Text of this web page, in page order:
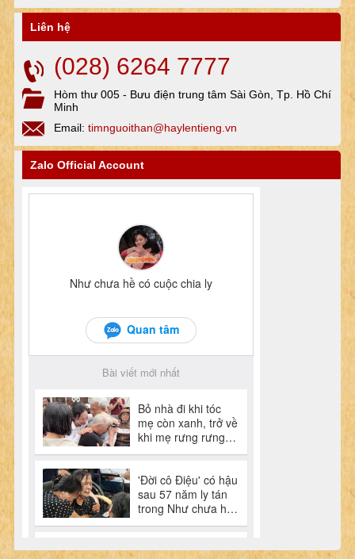
Liên hệ
(028) 6264 7777
Hòm thư 005 - Bưu điện trung tâm Sài Gòn, Tp. Hồ Chí
Minh
Email: timnguoithan@haylentieng.vn
Zalo Official Account